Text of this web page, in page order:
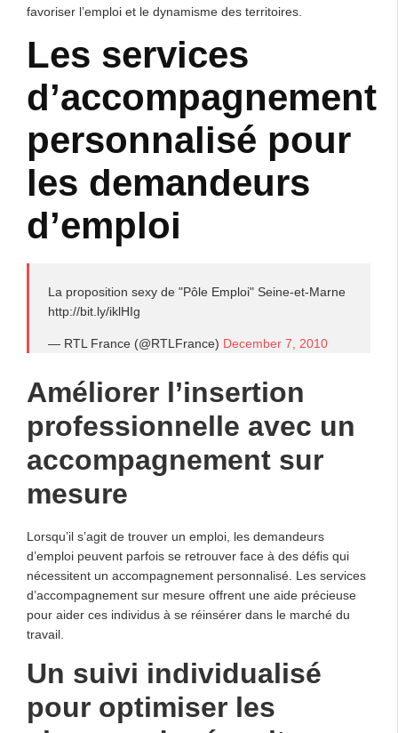
favoriser l’emploi et le dynamisme des territoires.
Les services
d’accompagnement
personnalisé pour
les demandeurs
d’emploi
La proposition sexy de "Pôle Emploi" Seine-et-Marne
http://bit.ly/iklHIg
— RTL France (@RTLFrance) December 7, 2010
Améliorer l’insertion
professionnelle avec un
accompagnement sur
mesure
Lorsqu’il s’agit de trouver un emploi, les demandeurs
d’emploi peuvent parfois se retrouver face à des défis qui
nécessitent un accompagnement personnalisé. Les services
d’accompagnement sur mesure offrent une aide précieuse
pour aider ces individus à se réinsérer dans le marché du
travail.
Un suivi individualisé
pour optimiser les